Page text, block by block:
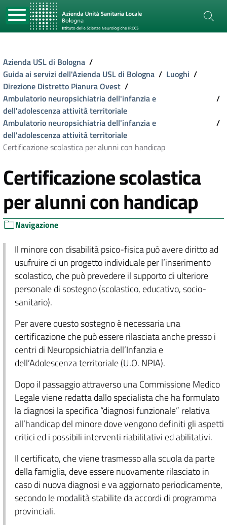
Azienda USL di Bologna /
Guida ai servizi dell'Azienda USL di Bologna / Luoghi /
Direzione Distretto Pianura Ovest /
Ambulatorio neuropsichiatria dell'infanzia e
dell'adolescenza attività territoriale
/
Ambulatorio neuropsichiatria dell'infanzia e
dell'adolescenza attività territoriale
/
Certificazione scolastica per alunni con handicap
Certificazione scolastica
per alunni con handicap
Navigazione
Il minore con disabilità psico-fisica può avere diritto ad
usufruire di un progetto individuale per l’inserimento
scolastico, che può prevedere il supporto di ulteriore
personale di sostegno (scolastico, educativo, socio-
sanitario).
Per avere questo sostegno è necessaria una
certificazione che può essere rilasciata anche presso i
centri di Neuropsichiatria dell’Infanzia e
dell’Adolescenza territoriale (U.O. NPIA).
Dopo il passaggio attraverso una Commissione Medico
Legale viene redatta dallo specialista che ha formulato
la diagnosi la specifica “diagnosi funzionale” relativa
all’handicap del minore dove vengono definiti gli aspetti
critici ed i possibili interventi riabilitativi ed abilitativi.
Il certificato, che viene trasmesso alla scuola da parte
della famiglia, deve essere nuovamente rilasciato in
caso di nuova diagnosi e va aggiornato periodicamente,
secondo le modalità stabilite da accordi di programma
provinciali.